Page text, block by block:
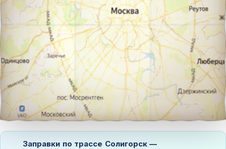
Заправки по трассе Солигорск —